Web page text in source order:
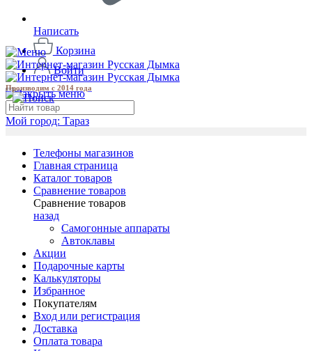
Написать
Корзина
Войти
Производим с 2014 года
Мой город: Тараз
Телефоны магазинов
Главная страница
Каталог товаров
Сравнение товаров
Сравнение товаров
назад
Самогонные аппараты
Автоклавы
Акции
Подарочные карты
Калькуляторы
Избранное
Покупателям
Вход или регистрация
Доставка
Оплата товара